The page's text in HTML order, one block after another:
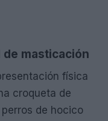
masticación
física
croqueta de
de hocico